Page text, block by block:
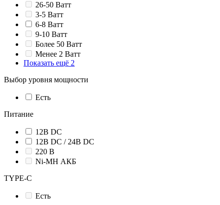
26-50 Ватт
3-5 Ватт
6-8 Ватт
9-10 Ватт
Более 50 Ватт
Менее 2 Ватт
Показать ещё 2
Выбор уровня мощности
Есть
Питание
12В DC
12В DC / 24В DC
220 В
Ni-MH АКБ
TYPE-C
Есть